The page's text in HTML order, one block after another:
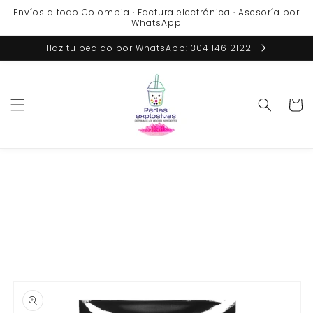
directamente
Envíos a todo Colombia · Factura electrónica · Asesoría por
WhatsApp
Haz tu pedido por WhatsApp: 304 146 2122
Carrito